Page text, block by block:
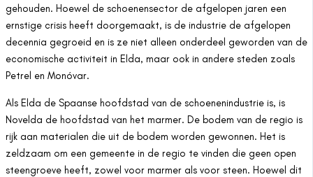
gehouden. Hoewel de schoenensector de afgelopen jaren een
ernstige crisis heeft doorgemaakt, is de industrie de afgelopen
decennia gegroeid en is ze niet alleen onderdeel geworden van de
economische activiteit in Elda, maar ook in andere steden zoals
Petrel en Monóvar.
Als Elda de Spaanse hoofdstad van de schoenenindustrie is, is
Novelda de hoofdstad van het marmer. De bodem van de regio is
rijk aan materialen die uit de bodem worden gewonnen. Het is
zeldzaam om een gemeente in de regio te vinden die geen open
steengroeve heeft, zowel voor marmer als voor steen. Hoewel dit